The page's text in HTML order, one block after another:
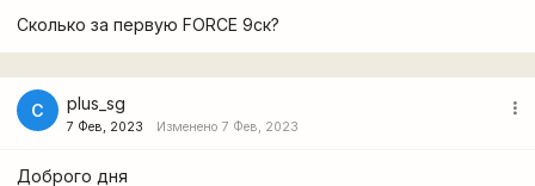
Сколько за первую FORCE 9ск?
С plus_sg
7 Фев, 2023 Изменено 7 Фев, 2023
more_vert
Доброго дня